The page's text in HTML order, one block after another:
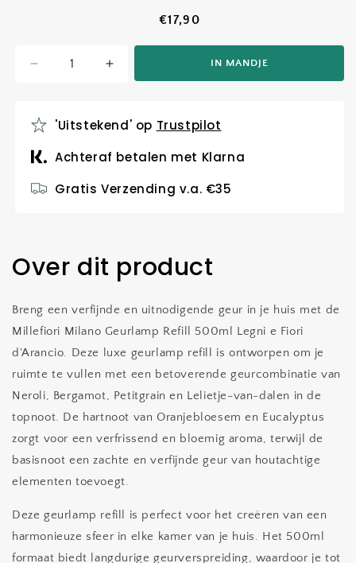
Normale
€17,90
Aantal
Millefiori
Milano
Geurlamp
500ml
d&#39;Arancio
Aantal
Millefiori
Milano
Geurlamp
500ml
d&#39;Arancio
IN MANDJE
'Uitstekend' op Trustpilot
Achteraf betalen met Klarna
Gratis Verzending v.a. €35
Over dit product
Breng een verfijnde en uitnodigende geur in je huis met de
Millefiori Milano Geurlamp Refill 500ml Legni e Fiori
d'Arancio. Deze luxe geurlamp refill is ontworpen om je
ruimte te vullen met een betoverende geurcombinatie van
Neroli, Bergamot, Petitgrain en Lelietje-van-dalen in de
topnoot. De hartnoot van Oranjebloesem en Eucalyptus
zorgt voor een verfrissend en bloemig aroma, terwijl de
basisnoot een zachte en verfijnde geur van houtachtige
elementen toevoegt.
Deze geurlamp refill is perfect voor het creëren van een
harmonieuze sfeer in elke kamer van je huis. Het 500ml
formaat biedt langdurige geurverspreiding, waardoor je tot